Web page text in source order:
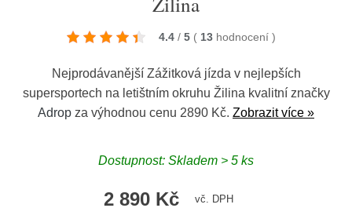
4.4 / 5 ( 13 hodnocení )
Nejprodávanější Zážitková jízda v nejlepších
supersportech na letištním okruhu Žilina kvalitní značky
Adrop za výhodnou cenu 2890 Kč. Zobrazit více »
Dostupnost: Skladem > 5 ks
2 890 Kč vč. DPH